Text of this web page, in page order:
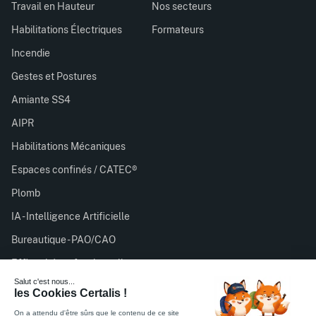
Travail en Hauteur
Habilitations Électriques
Incendie
Gestes et Postures
Amiante SS4
AIPR
Habilitations Mécaniques
Espaces confinés / CATEC®
Plomb
IA - Intelligence Artificielle
Bureautique - PAO/CAO
Efficacité professionnelle
Nos secteurs
Formateurs
Certalis est organisme de formation enregistré sous le